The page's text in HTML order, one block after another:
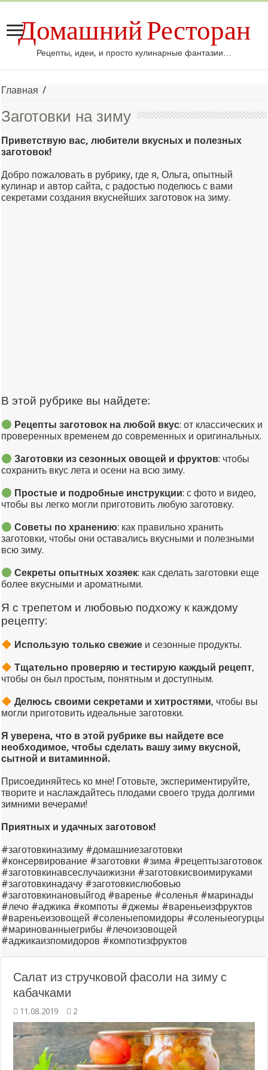
Домашний Ресторан
Рецепты, идеи, и просто кулинарные фантазии…
Главная /
Заготовки на зиму
Приветствую вас, любители вкусных и полезных
заготовок!
Добро пожаловать в рубрику, где я, Ольга, опытный
кулинар и автор сайта, с радостью поделюсь с вами
секретами создания вкуснейших заготовок на зиму.
В этой рубрике вы найдете:
Рецепты заготовок на любой вкус: от классических и
проверенных временем до современных и оригинальных.
Заготовки из сезонных овощей и фруктов: чтобы
сохранить вкус лета и осени на всю зиму.
Простые и подробные инструкции: с фото и видео,
чтобы вы легко могли приготовить любую заготовку.
Советы по хранению: как правильно хранить
заготовки, чтобы они оставались вкусными и полезными
всю зиму.
Секреты опытных хозяек: как сделать заготовки еще
более вкусными и ароматными.
Я с трепетом и любовью подхожу к каждому
рецепту:
Использую только свежие и сезонные продукты.
Тщательно проверяю и тестирую каждый рецепт,
чтобы он был простым, понятным и доступным.
Делюсь своими секретами и хитростями, чтобы вы
могли приготовить идеальные заготовки.
Я уверена, что в этой рубрике вы найдете все
необходимое, чтобы сделать вашу зиму вкусной,
сытной и витаминной.
Присоединяйтесь ко мне! Готовьте, экспериментируйте,
творите и наслаждайтесь плодами своего труда долгими
зимними вечерами!
Приятных и удачных заготовок!
#заготовкиназиму #домашниезаготовки
#консервирование #заготовки #зима #рецептызаготовок
#заготовкинавсеслучаижизни #заготовкисвоимируками
#заготовкинадачу #заготовкислюбовью
#заготовкинановыйгод #варенье #соленья #маринады
#лечо #аджика #компоты #джемы #вареньеизфруктов
#вареньеизовощей #соленыепомидоры #соленыеогурцы
#маринованныегрибы #лечоизовощей
#аджикаизпомидоров #компотизфруктов
Салат из стручковой фасоли на зиму с
кабачками
11.08.2019 2